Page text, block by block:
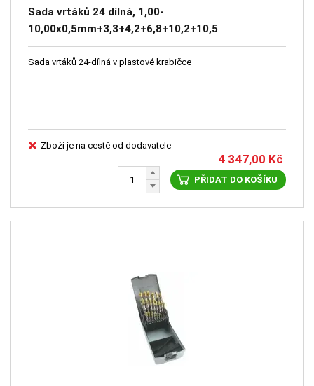
Sada vrtáků 24 dílná, 1,00-
10,00x0,5mm+3,3+4,2+6,8+10,2+10,5
S338RCZ001HSSAX TiN
Sada vrtáků 24-dílná v plastové krabičce
Zboží je na cestě od dodavatele
4 347,00 Kč
PŘIDAT DO KOŠÍKU